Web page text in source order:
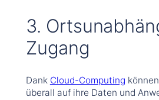
3.
Zugang
Dank Cloud-Computing
überall auf ihre Daten und